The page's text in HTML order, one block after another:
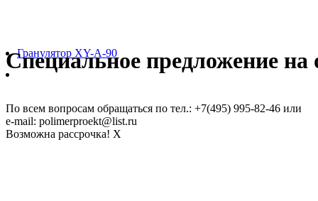
Гранулятор XY-A-90
Специальное предложение на
По всем вопросам обращаться по тел.: +7(495) 995-82-46 или
e-mail: polimerproekt@list.ru
Возможна рассрочка! X